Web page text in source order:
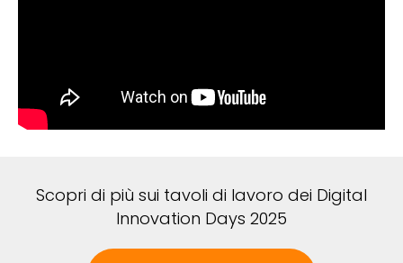
Scopri di più sui tavoli di lavoro dei Digital
Innovation Days 2025